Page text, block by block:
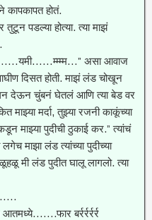
कापकापत होतं.
तुटून पडल्या होत्या. त्या माझं
असा आवाज
दिसत होती. माझं लंड चोखून
देऊन चुंबनं घेतलं आणि त्या बेड वर
माझ्या मर्दा, तुझ्या रजनी काकूंच्या
माझ्या पुदीची ठुकाई कर.” त्यांचं
माझा लंड त्यांच्या पुदीच्या
मी लंड पुदीत घालू लागलो. त्या
बर्रर्रर्रर्र